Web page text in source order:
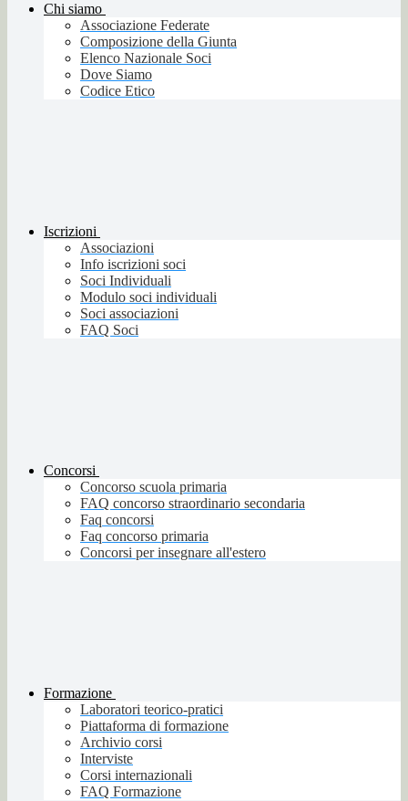
Chi siamo
Associazione Federate
Composizione della Giunta
Elenco Nazionale Soci
Dove Siamo
Codice Etico
Iscrizioni
Associazioni
Info iscrizioni soci
Soci Individuali
Modulo soci individuali
Soci associazioni
FAQ Soci
Concorsi
Concorso scuola primaria
FAQ concorso straordinario secondaria
Faq concorsi
Faq concorso primaria
Concorsi per insegnare all'estero
Formazione
Laboratori teorico-pratici
Piattaforma di formazione
Archivio corsi
Interviste
Corsi internazionali
FAQ Formazione